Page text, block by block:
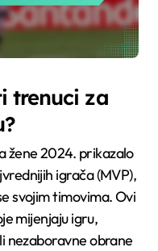
trenuci za
žene 2024. prikazalo
igrača (MVP),
svojim timovima. Ovi
mijenjaju igru,
nezaboravne obrane